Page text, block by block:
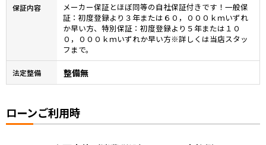
保証内容
メーカー保証とほぼ同等の自社保証付きです！一般保
証：初度登録より３年または６０，０００ｋｍいずれ
か早い方、特別保証：初度登録より５年または１０
０，０００ｋｍいずれか早い方※詳しくは当店スタッ
フまで。
法定整備 整備無
ローンご利用時